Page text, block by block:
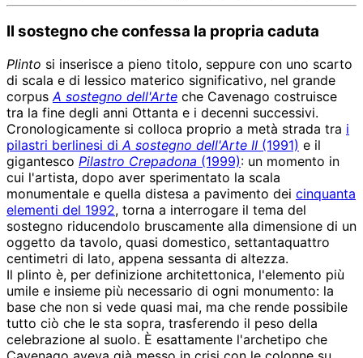
Il sostegno che confessa la propria caduta
Plinto si inserisce a pieno titolo, seppure con uno scarto
di scala e di lessico materico significativo, nel grande
corpus A sostegno dell'Arte che Cavenago costruisce
tra la fine degli anni Ottanta e i decenni successivi.
Cronologicamente si colloca proprio a metà strada tra i
pilastri berlinesi di A sostegno dell'Arte II (1991) e il
gigantesco Pilastro Crepadona (1999): un momento in
cui l'artista, dopo aver sperimentato la scala
monumentale e quella distesa a pavimento dei cinquanta
elementi del 1992, torna a interrogare il tema del
sostegno riducendolo bruscamente alla dimensione di un
oggetto da tavolo, quasi domestico, settantaquattro
centimetri di lato, appena sessanta di altezza.
Il plinto è, per definizione architettonica, l'elemento più
umile e insieme più necessario di ogni monumento: la
base che non si vede quasi mai, ma che rende possibile
tutto ciò che le sta sopra, trasferendo il peso della
celebrazione al suolo. È esattamente l'archetipo che